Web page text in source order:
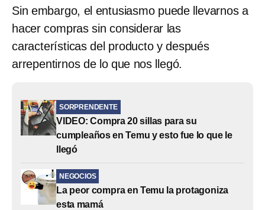
Sin embargo, el entusiasmo puede llevarnos a
hacer compras sin considerar las
características del producto y después
arrepentirnos de lo que nos llegó.
SORPRENDENTE
VIDEO: Compra 20 sillas para su
cumpleaños en Temu y esto fue lo que le
llegó
NEGOCIOS
La peor compra en Temu la protagoniza
esta mamá